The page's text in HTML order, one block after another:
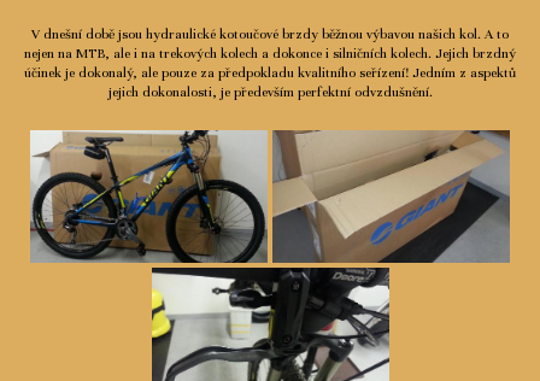
V dnešní době jsou hydraulické kotoučové brzdy běžnou výbavou našich kol. A to
nejen na MTB, ale i na trekových kolech a dokonce i silničních kolech. Jejich brzdný
účinek je dokonalý, ale pouze za předpokladu kvalitního seřízení! Jedním z aspektů
jejich dokonalosti, je především perfektní odvzdušnění.